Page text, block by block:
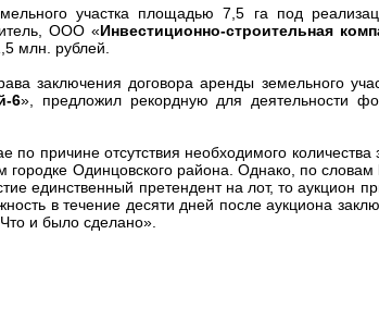
участка площадью 7,5 га под
ООО «Инвестиционно-строительная
млн. рублей.
договора аренды земельного
6», предложил рекордную для деятельности
отсутствия необходимого количества
Одинцовского района. Однако, по словам
единственный претендент на лот, то аукцион
в течение десяти дней после аукциона
и было сделано».